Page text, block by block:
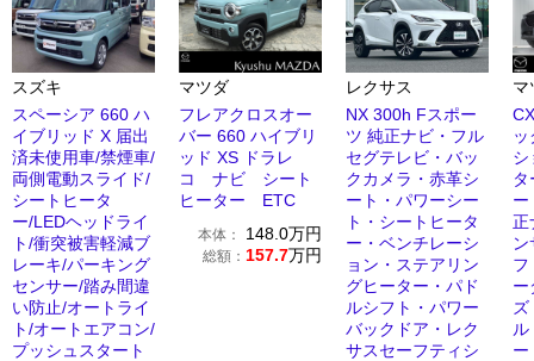
スズキ
スペーシア 660 ハ
イブリッド X 届出
済未使用車/禁煙車/
両側電動スライド/
シートヒータ
ー/LEDヘッドライ
ト/衝突被害軽減ブ
レーキ/パーキング
センサー/踏み間違
い防止/オートライ
ト/オートエアコン/
プッシュスタート
マツダ
フレアクロスオー
バー 660 ハイブリ
ッド XS ドラレ
コ ナビ シート
ヒーター ETC
本体： 148.0万円
総額： 157.7万円
レクサス
NX 300h Fスポー
ツ 純正ナビ・フル
セグテレビ・バッ
クカメラ・赤革シ
ート・パワーシー
ト・シートヒータ
ー・ベンチレーシ
ョン・ステアリン
グヒーター・パド
ルシフト・パワー
バックドア・レク
サスセーフティシ
マ
シ
正
ー